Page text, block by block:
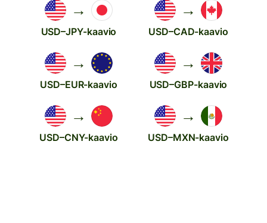
→
USD–JPY-kaavio
→
USD–CAD-kaavio
→
USD–EUR-kaavio
→
USD–GBP-kaavio
→
USD–CNY-kaavio
→
USD–MXN-kaavio